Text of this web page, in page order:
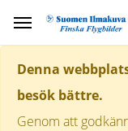
Denna
besök bättre.
Genom att